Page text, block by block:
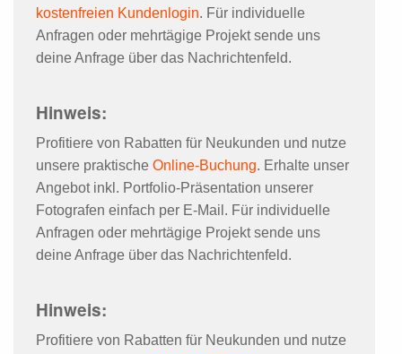
kostenfreien Kundenlogin. Für individuelle
Anfragen oder mehrtägige Projekt sende uns
deine Anfrage über das Nachrichtenfeld.
Hinweis:
Profitiere von Rabatten für Neukunden und nutze
unsere praktische Online-Buchung. Erhalte unser
Angebot inkl. Portfolio-Präsentation unserer
Fotografen einfach per E-Mail. Für individuelle
Anfragen oder mehrtägige Projekt sende uns
deine Anfrage über das Nachrichtenfeld.
Hinweis:
Profitiere von Rabatten für Neukunden und nutze